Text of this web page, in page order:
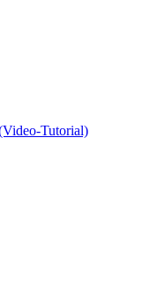
Tutorial)